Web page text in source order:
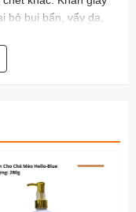
bỏ bụi bẩn, vẩy da,
có thể khóa lại
học, không độc hại
xúc với mắt. Để xa
này nếu xảy ra kích
trực tiếp.